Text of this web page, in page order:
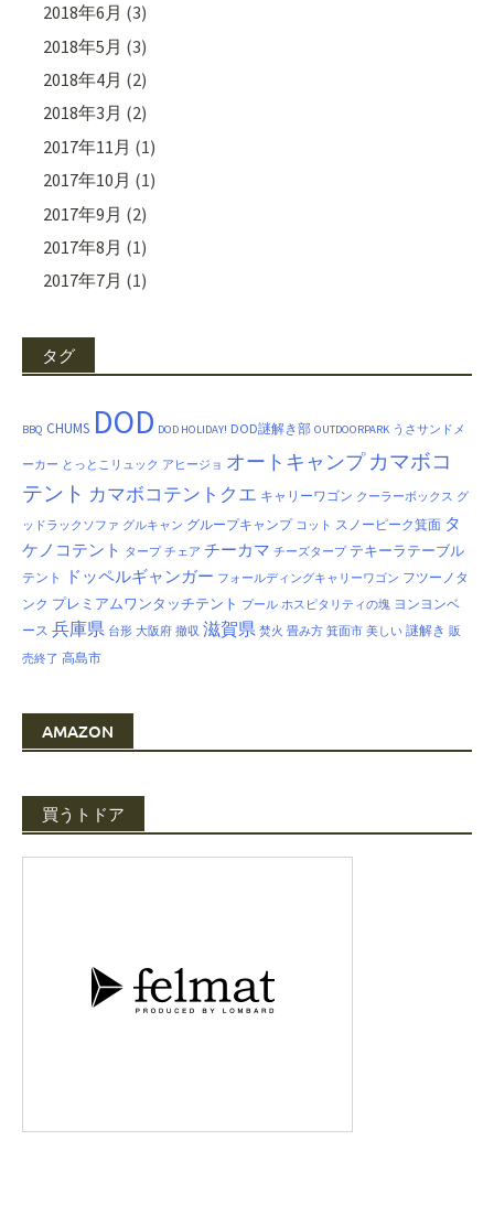
2018年6月 (3)
2018年5月 (3)
2018年4月 (2)
2018年3月 (2)
2017年11月 (1)
2017年10月 (1)
2017年9月 (2)
2017年8月 (1)
2017年7月 (1)
タグ
BBQ CHUMS DOD DOD HOLIDAY! DOD謎解き部 OUTDOORPARK うさサンドメ
ーカー とっとこリュック アヒージョ オートキャンプ カマボコ
テント カマボコテントクエ キャリーワゴン クーラーボックス グ
ッドラックソファ グルキャン グループキャンプ コット スノーピーク箕面 タ
ケノコテント タープ チェア チーカマ チーズタープ テキーラテーブル
テント ドッペルギャンガー フォールディングキャリーワゴン フツーノタ
ンク プレミアムワンタッチテント プール ホスピタリティの塊 ヨンヨンベ
ース 兵庫県 台形 大阪府 撤収 滋賀県 焚火 畳み方 箕面市 美しい 謎解き 販
売終了 高島市
AMAZON
買うトドア